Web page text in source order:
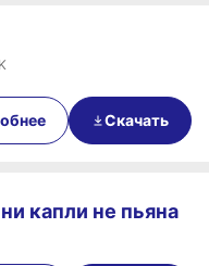
Скачать
капли не пьяна